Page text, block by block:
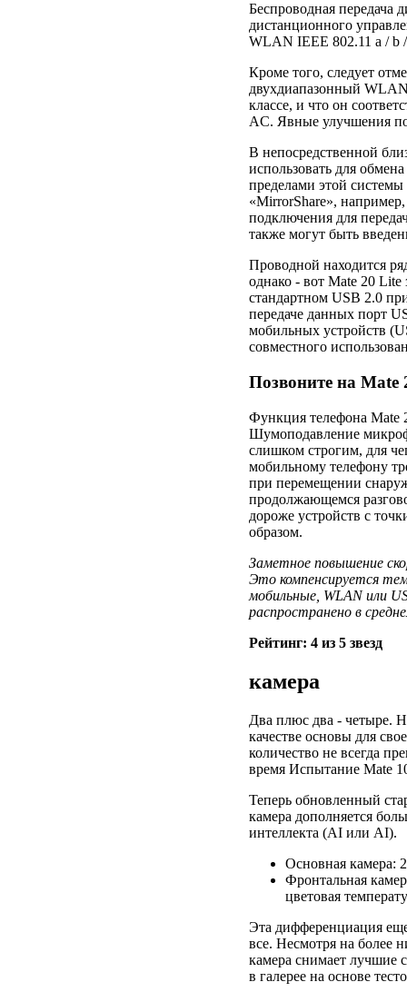
Беспроводная
дистанционного
WLAN IEEE 802.11 a /
Кроме того, следует
двухдиапазонный
классе, и что он
AC. Явные улучшения
В непосредственной
использовать для
пределами этой
«MirrorShare»,
подключения для
также могут быть
Проводной находится
однако - вот Mate 20 Lite
стандартном USB 2.0
передаче данных порт
мобильных устройств
совместного
Позвоните на Mate
Функция телефона Mate
Шумоподавление
слишком строгим, для
мобильному телефону
при перемещении
продолжающемся
дороже устройств с
образом.
Заметное повышение
Это компенсируется
мобильные, WLAN или
распространено в
Рейтинг: 4 из 5 звезд
камера
Два плюс два - четыре.
качестве основы для
количество не всегда
время Испытание Mate
Теперь обновленный
камера дополняется
интеллекта (AI или AI).
Основная камера:
Фронтальная
цветовая
Эта дифференциация
все. Несмотря на более
камера снимает лучшие
в галерее на основе